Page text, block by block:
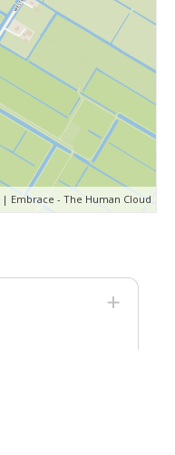
| Embrace - The Human Cloud